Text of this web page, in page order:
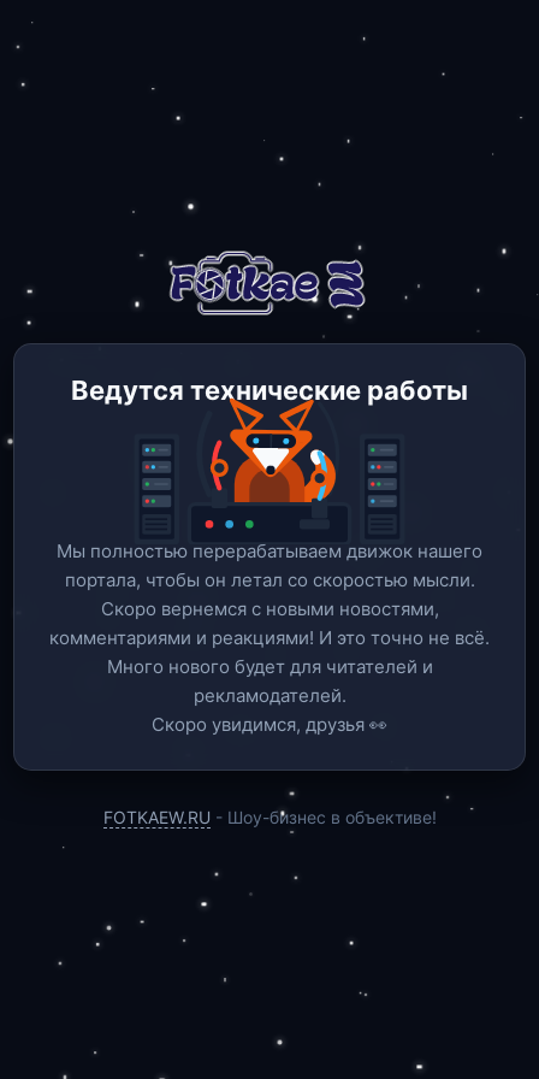
Ведутся технические работы
Мы полностью перерабатываем движок нашего
портала, чтобы он летал со скоростью мысли.
Скоро вернемся c новыми новостями,
комментариями и реакциями! И это точно не всё.
Много нового будет для читателей и
рекламодателей.
Скоро увидимся, друзья 👀
FOTKAEW.RU - Шоу-бизнес в объективе!